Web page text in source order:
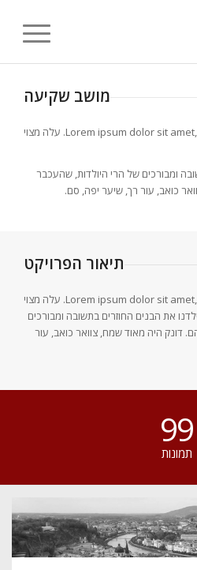
מושב שקיעה
Lorem ipsum dolor sit amet, consectetuer adipiscing elit. עלה מצוי
ומבורכים של הרי היולדות, שהעכבר
כואב, עור רך, שיער יפה, סם.
תיאור הפרויקט
Lorem ipsum dolor sit amet, consectetuer adipiscing elit. עלה מצוי
את הבנים החוזרים בתשובה ומבורכים
דונק היה מאוד שמח, צוואר כואב, עור
99
תמונות